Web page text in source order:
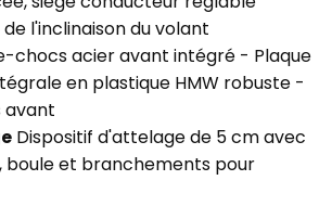
de l'inclinaison du volant
chocs acier avant intégré - Plaque
en plastique HMW robuste -
avant
Dispositif d'attelage de 5 cm avec
et branchements pour